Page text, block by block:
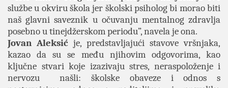
službe u okviru škola jer školski psiholog bi morao biti
naš glavni saveznik u očuvanju mentalnog zdravlja
posebno u tinejdžerskom periodu”, navela je ona.
Jovan Aleksić je, predstavljajući stavove vršnjaka,
kazao da su se među njihovim odgovorima, kao
ključne stvari koje izazivaju stres, neraspoloženje i
nervozu našli: školske obaveze i odnos s